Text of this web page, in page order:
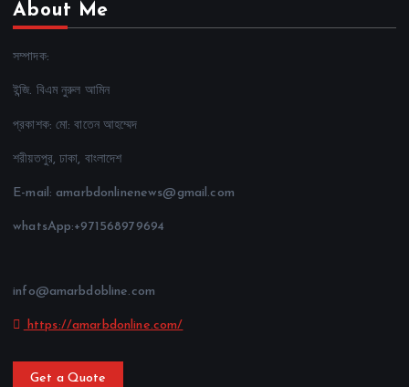
About Me
সম্পাদক:
ইন্জি. বিএম নুরুল আমিন
প্রকাশক: মো: বাতেন আহম্মেদ
শরীয়তপুর, ঢাকা, বাংলাদেশ
E-mail: amarbdonlinenews@gmail.com
whatsApp:+971568979694
info@amarbdobline.com
https://amarbdonline.com/
Get a Quote